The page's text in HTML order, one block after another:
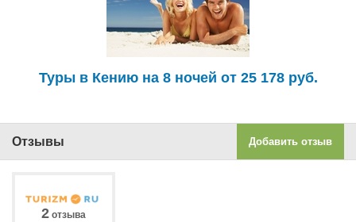
Туры в Кению на 8 ночей от 25 178 руб.
Отзывы Добавить отзыв
2 отзыва